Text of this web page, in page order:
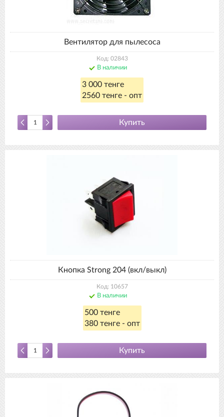
Вентилятор для пылесоса
Код: 02843
В наличии
3 000 тенге
2560 тенге - опт
Купить
Кнопка Strong 204 (вкл/выкл)
Код: 10657
В наличии
500 тенге
380 тенге - опт
Купить